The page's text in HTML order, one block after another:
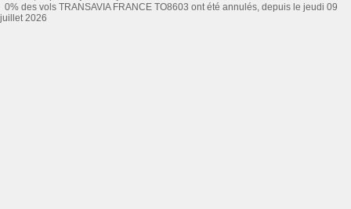
0% des vols TRANSAVIA FRANCE TO8603 ont été annulés, depuis le jeudi 09
juillet 2026